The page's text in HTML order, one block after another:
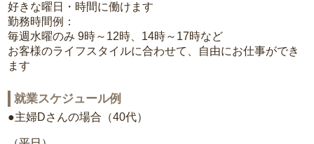
好きな曜日・時間に働けます
勤務時間例：
毎週水曜のみ 9時～12時、14時～17時など
お客様のライフスタイルに合わせて、自由にお仕事ができ
ます
就業スケジュール例
●主婦Dさんの場合（40代）